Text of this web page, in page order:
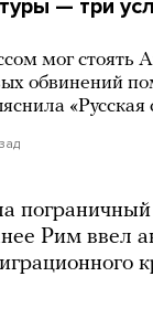
— три
мог стоять
обвинений
«Русская
пограничный
Рим ввел